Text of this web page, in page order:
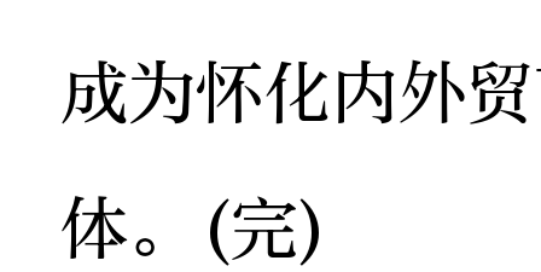
成为怀化内外
体。(完)